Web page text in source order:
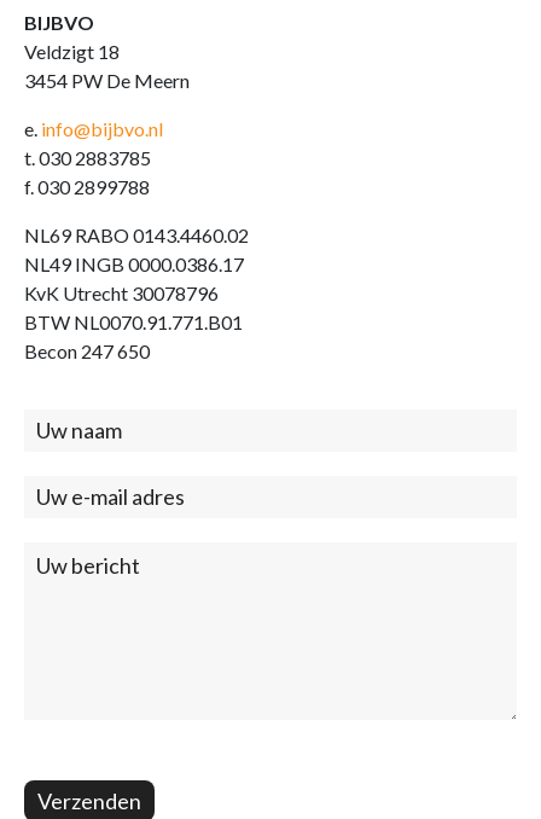
BIJBVO
Veldzigt 18
3454 PW De Meern
e. info@bijbvo.nl
t. 030 2883785
f. 030 2899788
NL69 RABO 0143.4460.02
NL49 INGB 0000.0386.17
KvK Utrecht 30078796
BTW NL0070.91.771.B01
Becon 247 650
Contact
Verzenden